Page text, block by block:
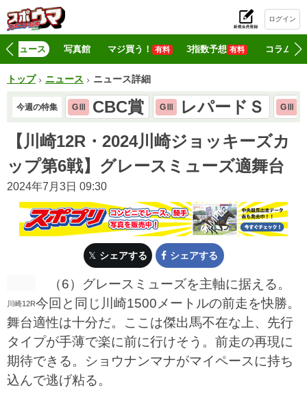
ログイン
ニュース 写真館 マジ買う！ 有料 3指数予想 有料 コラム
トップ ニュース ニュース詳細
今週の特集 GⅢ CBC賞 GⅢ レパードＳ GⅢ
【川崎12R・2024川崎ジョッキーズカ
ップ第6戦】グレースミューズ適舞台
2024年7月3日 09:30
シェアする シェアする
川崎12R
（6）グレースミューズを主軸に据える。
今回と同じ川崎1500メートルの前走を快勝。
舞台適性は十分だ。ここは傑出馬不在な上、先行
タイプが手薄で楽に前に行けそう。前走の再現に
期待できる。ショウナンマナがマイペースに持ち
込んで逃げ粘る。